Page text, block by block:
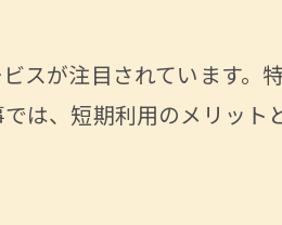
スが注目されています。特
は、短期利用のメリット